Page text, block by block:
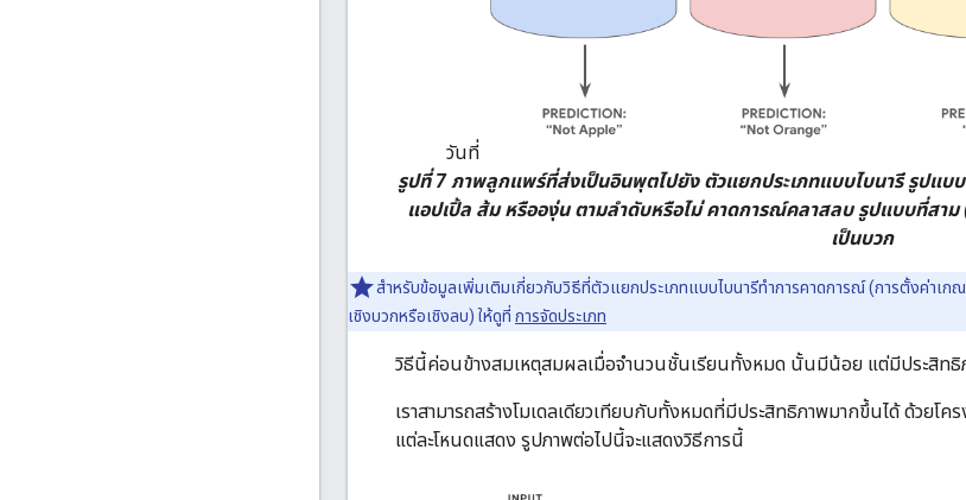
วันที่
รูปที่ 7 ภาพลูกแพร์ที่ส่งเป็นอินพุตไปยัง ตัวแยกประเภทแบบไบนารี รูปแบ
แอปเปิ้ล ส้ม หรือองุ่น ตามลำดับหรือไม่ คาดการณ์คลาสลบ รูปแบบที่สาม
เป็นบวก
สำหรับข้อมูลเพิ่มเติมเกี่ยวกับวิธีที่ตัวแยกประเภทแบบไบนารีทำการคาดการณ์ (การตั้งค่าเก
เชิงบวกหรือเชิงลบ) ให้ดูที่ การจัดประเภท
วิธีนี้ค่อนข้างสมเหตุสมผลเมื่อจำนวนชั้นเรียนทั้งหมด นั้นมีน้อย แต่มีประสิท
เราสามารถสร้างโมเดลเดียวเทียบกับทั้งหมดที่มีประสิทธิภาพมากขึ้นได้ ด้วยโค
แต่ละโหนดแสดง รูปภาพต่อไปนี้จะแสดงวิธีการนี้